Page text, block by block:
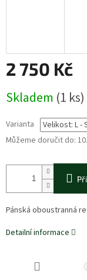
2 750 Kč
cena:
Skladem (1 ks)
Varianta
Můžeme doručit do:
Pánská oboustranná
Detailní informace